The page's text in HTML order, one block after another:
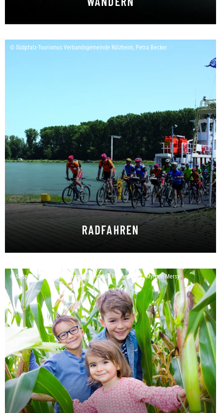
© Südpfalz-Tourismus Verbandsgemeinde Rülzheim, Petra Becker
RADFAHREN
© Südpfalz-Tourismus Verbandsgemeinde Rülzheim e.V., Myriam Mersy